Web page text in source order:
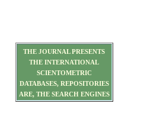
THE JOURNAL PRESENTS
THE INTERNATIONAL
SCIENTOMETRIC
DATABASES, REPOSITORIES
ARE, THE SEARCH ENGINES